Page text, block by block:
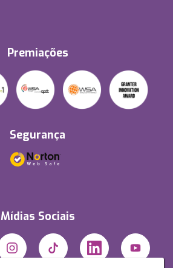
Premiações
Segurança
Mídias Sociais